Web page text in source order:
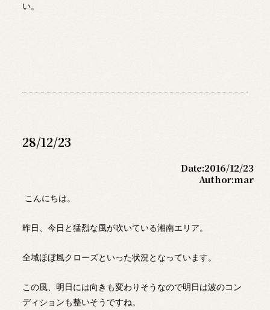
い。
28/12/23
Date:2016/12/23
Author:mar
こんにちは。
昨日、今日と猛烈な風が吹いている湘南エリア。
全域ほぼ風クローズといった状況となっています。
この風、明日には向きも変わりそうなので明日は波のコン
ディションも整いそうですね。